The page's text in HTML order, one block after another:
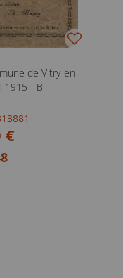
de Vitry-en-
1915 - B
€